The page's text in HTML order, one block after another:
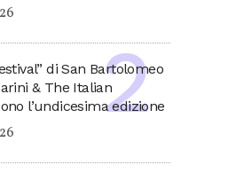
di San Bartolomeo
& The Italian
l’undicesima edizione